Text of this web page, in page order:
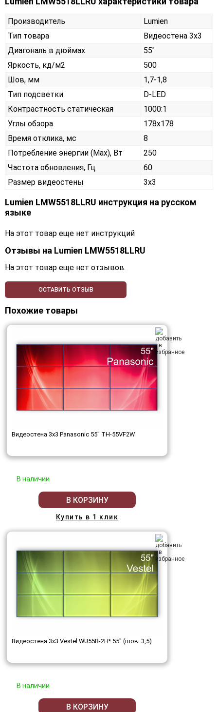
Производитель
Lumien
Тип товара
Видеостена 3х3
Диагональ в дюймах
55"
Яркость, кд/м2
500
Шов, мм
1,7-1,8
Тип подсветки
D-LED
Контрастность статическая
1000:1
Углы обзора
178x178
Время отклика, мс
8
Потребление энергии (Max), Вт
250
Частота обновления, Гц
60
Размер видеостены
3x3
Lumien LMW5518LLRU инструкция на русском
языке
На этот товар еще нет инструкций
Отзывы на Lumien LMW5518LLRU
На этот товар еще нет отзывов.
ОСТАВИТЬ ОТЗЫВ
Похожие товары
Видеостена 3x3 Panasonic 55" TH-55VF2W
В наличии
В КОРЗИНУ
Купить в 1 клик
Видеостена 3x3 Vestel WU55B-2H* 55" (шов: 3,5)
В наличии
В КОРЗИНУ